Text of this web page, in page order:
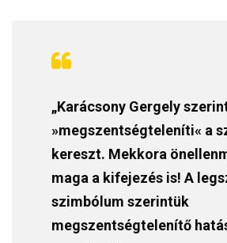
„Karácsony Gergely
»megszentségteleníti« a
kereszt. Mekkora
maga a kifejezés is! A
szimbólum szerintük
megszentségtelenítő